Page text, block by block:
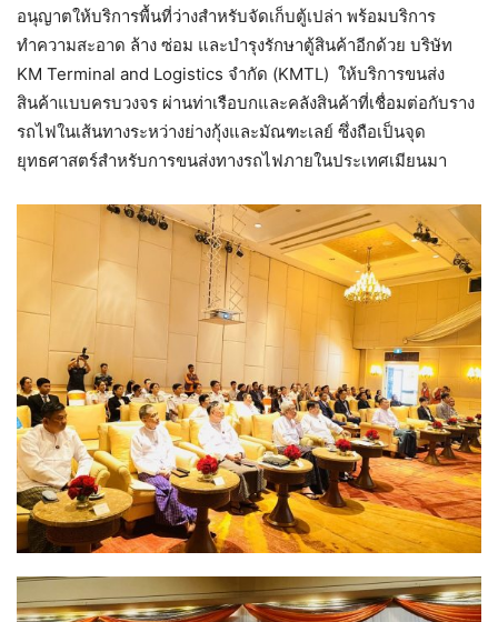
อนุญาตให้บริการพื้นที่ว่างสำหรับจัดเก็บตู้เปล่า พร้อมบริการ
ทำความสะอาด ล้าง ซ่อม และบำรุงรักษาตู้สินค้าอีกด้วย บริษัท
KM Terminal and Logistics จำกัด (KMTL) ให้บริการขนส่ง
สินค้าแบบครบวงจร ผ่านท่าเรือบกและคลังสินค้าที่เชื่อมต่อกับราง
รถไฟในเส้นทางระหว่างย่างกุ้งและมัณฑะเลย์ ซึ่งถือเป็นจุด
ยุทธศาสตร์สำหรับการขนส่งทางรถไฟภายในประเทศเมียนมา